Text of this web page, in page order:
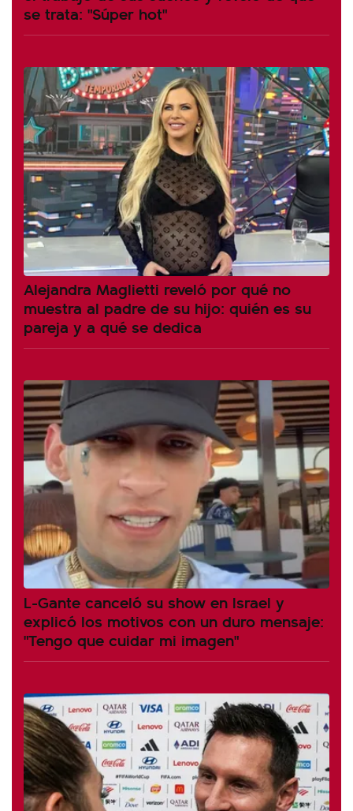
se trata: "Súper hot"
Alejandra Maglietti reveló por qué no
muestra al padre de su hijo: quién es su
pareja y a qué se dedica
L-Gante canceló su show en Israel y
explicó los motivos con un duro mensaje:
"Tengo que cuidar mi imagen"